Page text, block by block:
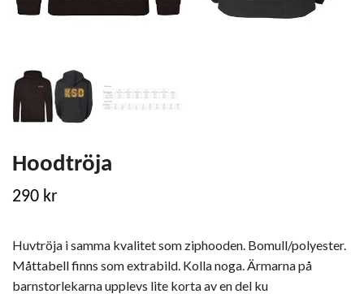
Hoodtröja
290 kr
Huvtröja i samma kvalitet som ziphooden. Bomull/polyester.
Måttabell finns som extrabild. Kolla noga. Ärmarna på
barnstorlekarna upplevs lite korta av en del ku